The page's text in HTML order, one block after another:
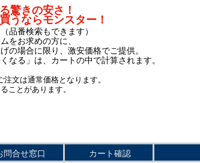
驚きの安さ！
うならモンスター！
品番検索もできます）
をお求めの方に、
の場合に限り、激安価格でご提供。
なる」は、カートの中で計算されます。
文は通常価格となります。
ことがあります。
問合せ窓口 カート確認